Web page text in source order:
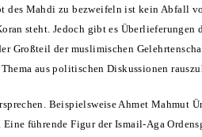
des Mahdi zu bezweifeln ist kein Abfall
steht. Jedoch gibt es Überlieferungen
Großteil der muslimischen
aus politischen Diskussionen
Beispielsweise Ahmet Mahmut
Eine führende Figur der Ismail-Aga